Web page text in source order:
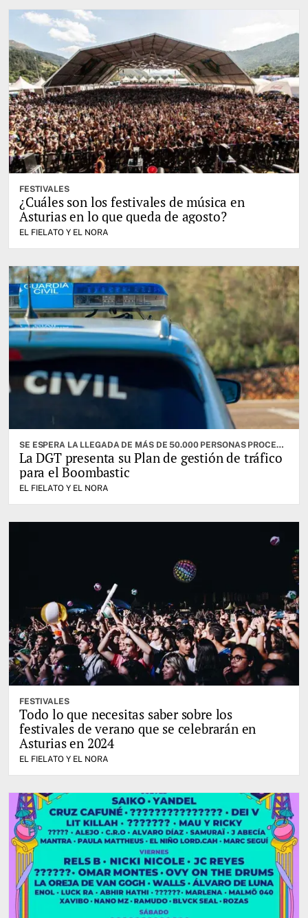
FESTIVALES
¿Cuáles son los festivales de música en
Asturias en lo que queda de agosto?
EL FIELATO Y EL NORA
SE ESPERA LA LLEGADA DE MÁS DE 50.000 PERSONAS PROCEDENTES DE TODO EL PAÍS
La DGT presenta su Plan de gestión de tráfico
para el Boombastic
EL FIELATO Y EL NORA
FESTIVALES
Todo lo que necesitas saber sobre los
festivales de verano que se celebrarán en
Asturias en 2024
EL FIELATO Y EL NORA